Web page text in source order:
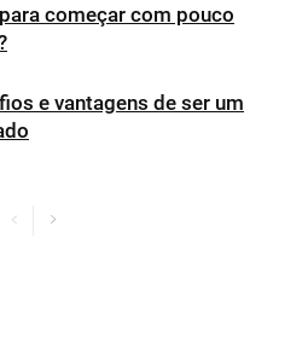
começar com pouco
e vantagens de ser um